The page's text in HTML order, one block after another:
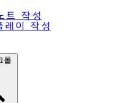
트 작성
레이 작성
롤